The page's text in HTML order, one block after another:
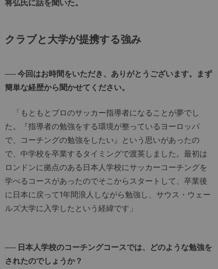
将弘氏に話を聞いた。
クラブと大学が提携する強み
── 今回はお時間をいただき、ありがとうございます。まず
簡単な経歴から聞かせてください。
「もともとプロのサッカー指導者になることが夢でし
た。『指導者の勉強をする環境が整っているヨーロッパ
で、コーチングの勉強をしたい』という思いがあったの
で、中学校を卒業するタイミングで渡英しました。最初は
ロンドンに拠点のある日本人学校にサッカーコーチングを
学べるコースがあったのでそこからスタートして、卒業後
に日本に戻って1年間浪人しながら勉強し、サウス・ウェー
ルズ大学に入学したという経緯です」
── 日本人学校のコーチングコースでは、どのような勉強を
されたのでしょうか？